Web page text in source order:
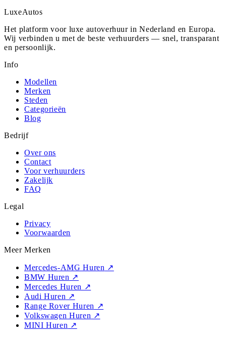
LuxeAutos
Het platform voor luxe autoverhuur in Nederland en Europa.
Wij verbinden u met de beste verhuurders — snel, transparant
en persoonlijk.
Info
Modellen
Merken
Steden
Categorieën
Blog
Bedrijf
Over ons
Contact
Voor verhuurders
Zakelijk
FAQ
Legal
Privacy
Voorwaarden
Meer Merken
Mercedes-AMG Huren ↗
BMW Huren ↗
Mercedes Huren ↗
Audi Huren ↗
Range Rover Huren ↗
Volkswagen Huren ↗
MINI Huren ↗